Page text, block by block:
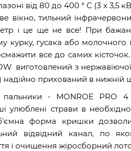
від 80 до 400 ° С (3 х 3,5
вікно, тильний
і це ще не все! При
курку, гусака або
все до самих кісточок.
виготовлений з нержавіючої
прихований в нижній
пальники - MONROE
улюблені страви в
форма кришки
відвідний канал, по
і очищення жіросборний